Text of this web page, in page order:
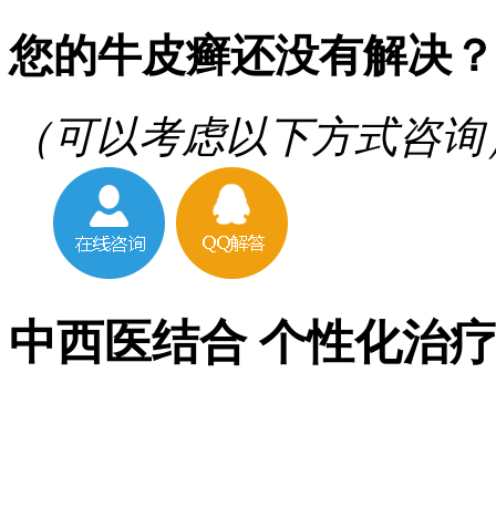
您的牛皮癣还没有解决？
（可以考虑以下方式咨询
中西医结合 个性化治